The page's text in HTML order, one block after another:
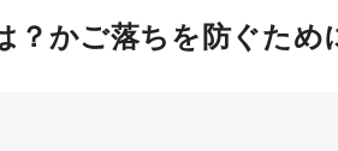
？かご落ちを防ぐため